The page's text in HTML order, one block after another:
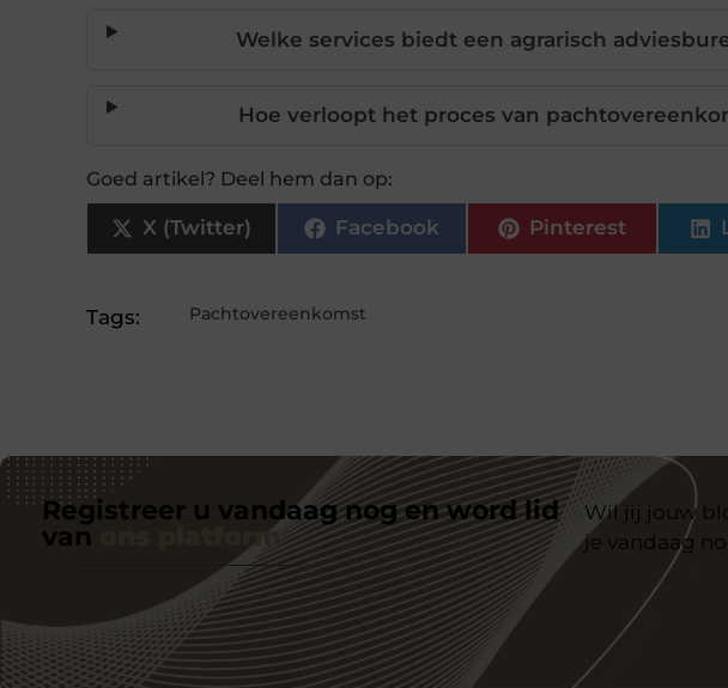
Welke services biedt een agrarisch
Hoe verloopt het proces van
Goed artikel? Deel hem dan op:
X (Twitter) Facebook Pinterest
Tags: Pachtovereenkomst
Registreer u vandaag nog en word lid
van
ons platform
Wil jij jouw
je vandaag